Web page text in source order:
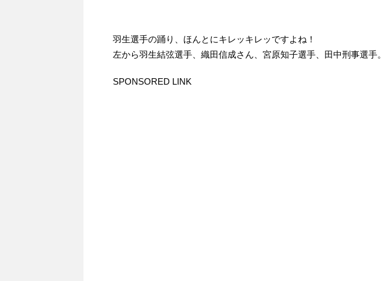
羽生選手の踊り、ほんとにキレッキレッですよね！
左から羽生結弦選手、織田信成さん、宮原知子選手、田中刑事選手。
SPONSORED LINK